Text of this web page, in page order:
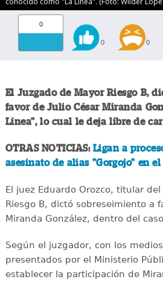
0
0 0
El Juzgado de Mayor Riesgo B,
favor de Julio César Miranda
Línea", lo cual le deja libre de
OTRAS NOTICIAS: Ligan a
asesinato de alias "Gorgojo" en
El juez Eduardo Orozco, titular del
Riesgo B, dictó sobreseimiento a
Miranda González, dentro del
Según el juzgador, con los
presentados por el Ministerio
establecer la participación de